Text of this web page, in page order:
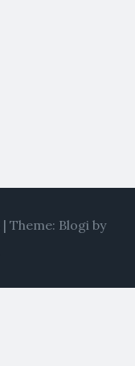
| Theme: Blogi by